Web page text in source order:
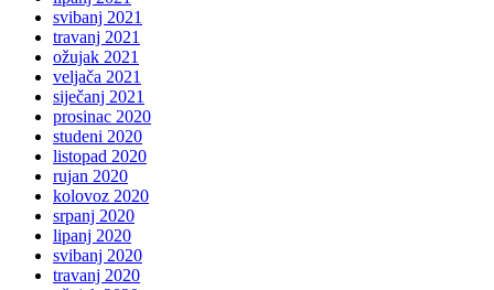
svibanj 2021
travanj 2021
ožujak 2021
veljača 2021
siječanj 2021
prosinac 2020
studeni 2020
listopad 2020
rujan 2020
kolovoz 2020
srpanj 2020
lipanj 2020
svibanj 2020
travanj 2020